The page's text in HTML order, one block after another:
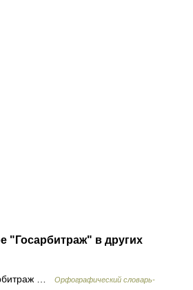
"Госарбитраж" в других
…
Орфографический словарь-